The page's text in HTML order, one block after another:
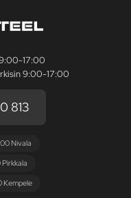
17:00
9:00-17:00
813
Nivala
Kempele